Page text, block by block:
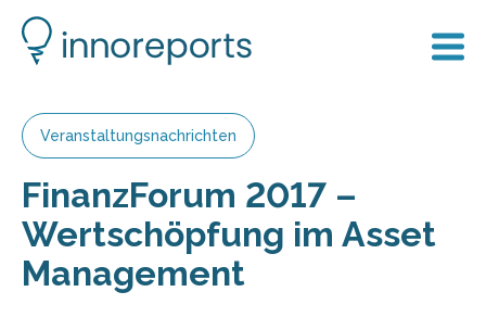
Veranstaltungsnachrichten
FinanzForum 2017 –
Wertschöpfung im Asset
Management